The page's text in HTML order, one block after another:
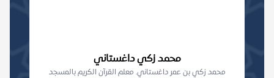
محمد زكي داغستاني
محمد زكي بن عمر داغستاني. معلم القرآن الكريم بالمسجد